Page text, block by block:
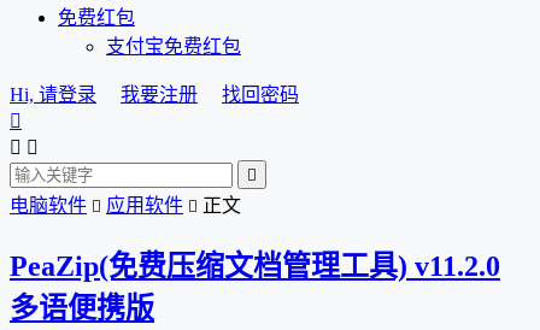
免费红包
支付宝免费红包
Hi, 请登录 我要注册
找回密码

 

电脑软件  应用软件  正文
PeaZip(免费压缩文档管理工具) v11.2.0
多语便携版